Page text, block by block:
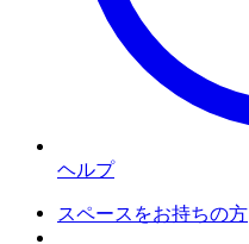
ヘルプ
スペースをお持ちの方